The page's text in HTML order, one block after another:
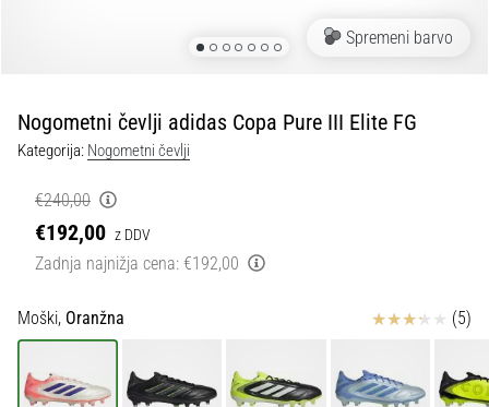
in
dotik
11teamsports
1. 7. 2025
1 min. branja
Play
for
More
Spremeni barvo
Nogometni čevlji adidas Copa Pure III Elite FG
Kategorija: Nogometni čevlji
€240,00
€192,00 z DDV
Zadnja najnižja cena: €192,00
Moški, Oranžna Ocena izdelka(5)